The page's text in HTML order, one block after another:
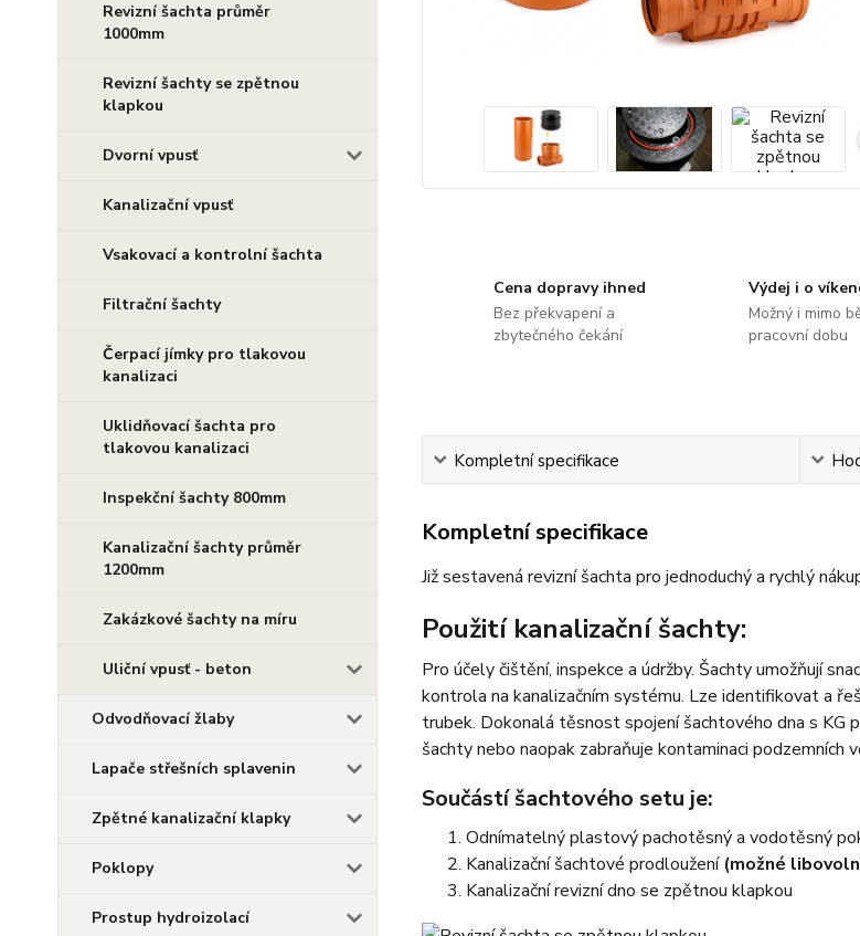
Revizní šachta průměr
1000mm
Revizní šachty se zpětnou
klapkou
Dvorní vpusť
Kanalizační vpusť
Vsakovací a kontrolní šachta
Filtrační šachty
Čerpací jímky pro tlakovou
kanalizaci
Uklidňovací šachta pro
tlakovou kanalizaci
Inspekční šachty 800mm
Kanalizační šachty průměr
1200mm
Zakázkové šachty na míru
Uliční vpusť - beton
Odvodňovací žlaby
Lapače střešních splavenin
Zpětné kanalizační klapky
Poklopy
Prostup hydroizolací
Cena dopravy ihned
Bez překvapení a
zbytečného čekání
Výdej i o
Možný i mimo
pracovní dobu
Kompletní specifikace
Kompletní specifikace
Již sestavená revizní šachta pro jednoduchý a rychlý
Použití kanalizační šachty:
Pro účely čištění, inspekce a údržby. Šachty umožňují
kontrola na kanalizačním systému. Lze identifikovat a
trubek. Dokonalá těsnost spojení šachtového dna s
šachty nebo naopak zabraňuje kontaminaci podzemních
Součástí šachtového setu je:
Odnímatelný plastový pachotěsný a vodotěsný
Kanalizační šachtové prodloužení (možné
Kanalizační revizní dno se zpětnou klapkou